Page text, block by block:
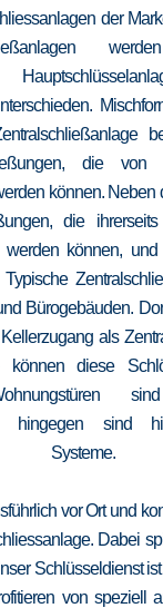
der
die
können. Neben
die
werden können,
Bürogebäuden.
als
können diese
sind
hingegen sind
Systeme.
vor Ort und
Dabei
Schlüsseldienst
von speziell